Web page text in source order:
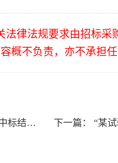
律法规要求由招标
概不负责，亦不承担任
充公告 下一篇： “某试验